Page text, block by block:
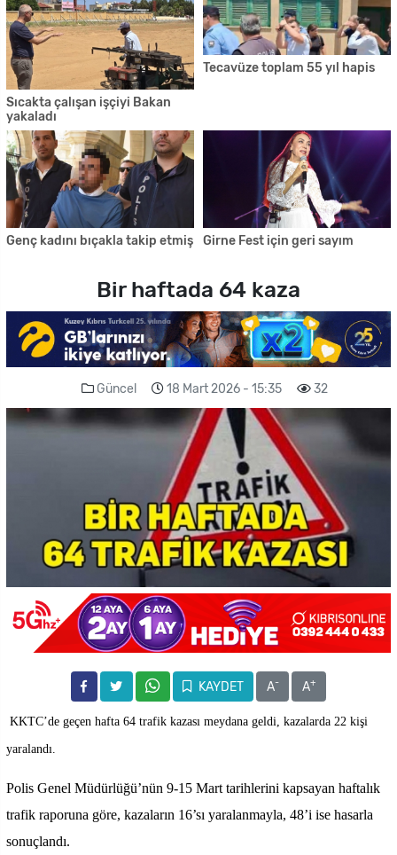
Sıcakta çalışan işçiyi Bakan
yakaladı
Tecavüze toplam 55 yıl hapis
Genç kadını bıçakla takip etmiş Girne Fest için geri sayım
Bir haftada 64 kaza
Güncel 18 Mart 2026 - 15:35 32
KAYDET A- A+
KKTC’de geçen hafta 64 trafik kazası meydana geldi, kazalarda 22 kişi
yaralandı.
Polis Genel Müdürlüğü’nün 9-15 Mart tarihlerini kapsayan haftalık
trafik raporuna göre, kazaların 16’sı yaralanmayla, 48’i ise hasarla
sonuçlandı.